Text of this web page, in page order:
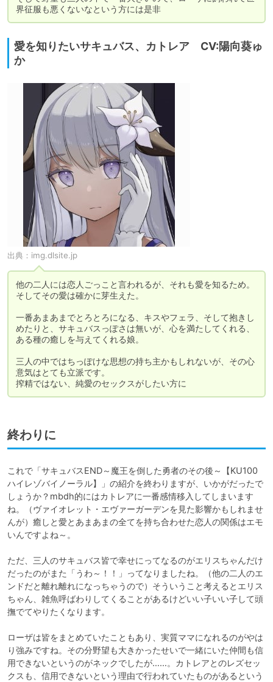
界征服も悪くないなという方には是非
愛を知りたいサキュバス、カトレア CV:陽向葵ゅ
か
出典： img.dlsite.jp
他の二人には恋人ごっこと言われるが、それも愛を知るため。
そしてその愛は確かに芽生えた。
一番あまあまでとろとろになる、キスやフェラ、そして抱きし
めたりと、サキュバスっぽさは無いが、心を満たしてくれる、
ある種の癒しを与えてくれる娘。
三人の中ではちっぽけな思想の持ち主かもしれないが、その心
意気はとても立派です。
搾精ではない、純愛のセックスがしたい方に
終わりに
これで「サキュバスEND～魔王を倒した勇者のその後～【KU100
ハイレゾバイノーラル】」の紹介を終わりますが、いかがだったで
しょうか？mbdh的にはカトレアに一番感情移入してしまいます
ね。（ヴァイオレット・エヴァーガーデンを見た影響かもしれませ
んが）癒しと愛とあまあまの全てを持ち合わせた恋人の関係はエモ
いんですよね～。
ただ、三人のサキュバス皆で幸せにってなるのがエリスちゃんだけ
だったのがまた「うわ～！！」ってなりましたね。（他の二人のエ
ンドだと離れ離れになっちゃうので）そういうこと考えるとエリス
ちゃん、雑魚呼ばわりしてくることがあるけどいい子いい子して頭
撫でてやりたくなります。
ローザは皆をまとめていたこともあり、実質ママになれるのがやは
り強みですね。その分野望も大きかったせいで一緒にいた仲間も信
用できないというのがネックでしたが……。カトレアとのレズセッ
クスも、信用できないという理由で行われていたものがあるという